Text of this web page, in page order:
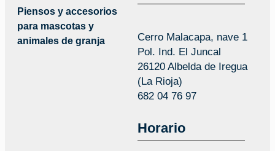
Piensos y accesorios
para mascotas y
animales de granja
Cerro Malacapa, nave 1
Pol. Ind. El Juncal
26120 Albelda de Iregua
(La Rioja)
682 04 76 97
Horario